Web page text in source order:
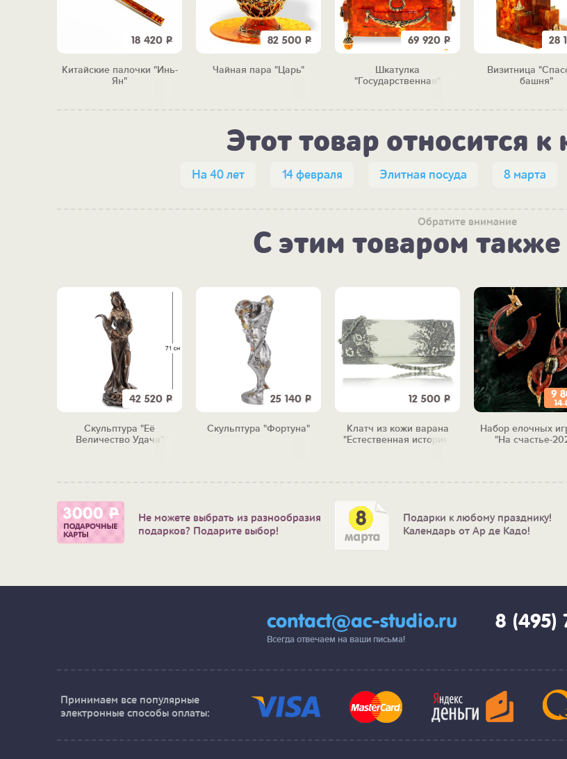
18 420 Р
Китайские палочки "Инь-
Ян"
82 500 Р
Чайная пара "Царь"
69 920 Р
Шкатулка
"Государственная"
28
Визитница
башня"
Этот товар относится к
На 40 лет 14 февраля Элитная посуда 8 марта
Обратите внимание
С этим товаром
42 520 Р
Скульптура "Её
Величество Удача"
25 140 Р
Скульптура "Фортуна"
12 500 Р
Клатч из кожи варана
"Естественная история"
9
14
Набор елочных
"На счастье-
Не можете выбрать из разнообразия
подарков? Подарите выбор!
Подарки к любому празднику!
Календарь от Ар де Кадо!
contact@ac-studio.ru
Всегда отвечаем на ваши письма!
8 (495)
Принимаем все популярные
электронные способы оплаты: